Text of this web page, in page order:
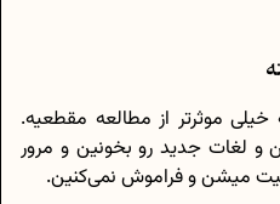
موثرتر از مطالعه مقطعیه.
و لغات جدید رو بخونین و مرور
میشن و فراموش نمی‌کنین.